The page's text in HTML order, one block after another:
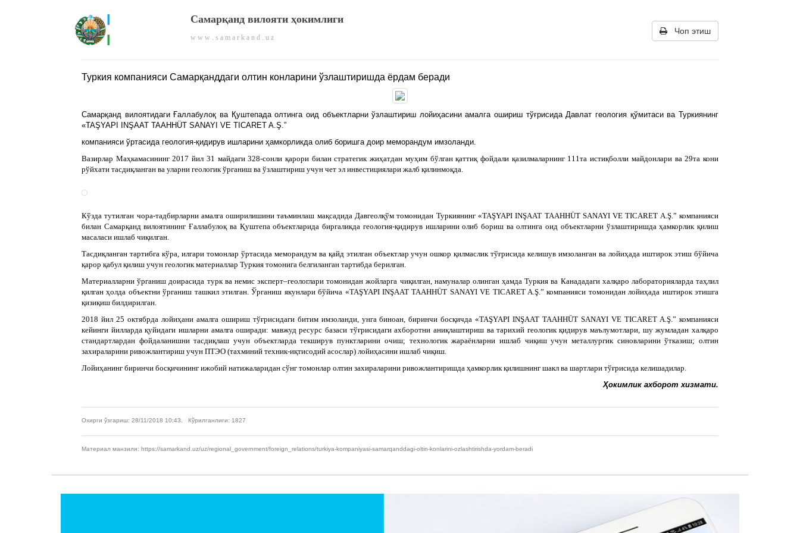
Самарқанд вилояти ҳокимлиги
w w w . s a m a r k a n d . u z
Чоп этиш
Туркия компанияси Самарқанддаги олтин конларини ўзлаштиришда ёрдам беради
Самарқанд вилоятидаги Ғаллабулоқ ва Қуштепада олтинга оид объектларни ўзлаштириш лойиҳасини амалга ошириш тўғрисида Давлат геология қўмитаси ва Туркиянинг
«TAŞYAPI INŞAAT TAAHHÜT SANAYI VE TICARET A.Ş.”
компанияси ўртасида геология-қидирув ишларини ҳамкорликда олиб боришга доир меморандум имзоланди.
Вазирлар Маҳкамасининг 2017 йил 31 майдаги 328-сонли қарори билан стратегик жиҳатдан муҳим бўлган қаттиқ фойдали қазилмаларнинг 111та истиқболли майдонлари ва 29та кони
рўйхати тасдиқланган ва уларни геологик ўрганиш ва ўзлаштириш учун чет эл инвестициялари жалб қилинмоқда.
Кўзда тутилган чора-тадбирларни амалга оширилишини таъминлаш мақсадида Давгеолқўм томонидан Туркиянинг «TAŞYAPI INŞAAT TAAHHÜT SANAYI VE TICARET A.Ş.” компанияси
билан Самарқанд вилоятининг Ғаллабулоқ ва Қуштепа объектларида биргаликда геология-қидирув ишларини олиб бориш ва олтинга оид объектларни ўзлаштиришда ҳамкорлик қилиш
масаласи ишлаб чиқилган.
Тасдиқланган тартибга кўра, илгари томонлар ўртасида меморандум ва қайд этилган объектлар учун ошкор қилмаслик тўғрисида келишув имзоланган ва лойиҳада иштирок этиш бўйича
қарор қабул қилиш учун геологик материаллар Туркия томонига белгиланган тартибда берилган.
Материалларни ўрганиш доирасида турк ва немис эксперт–геологлари томонидан жойларга чиқилган, намуналар олинган ҳамда Туркия ва Канададаги халқаро лабораторияларда таҳлил
қилган ҳолда объектни ўрганиш ташкил этилган. Ўрганиш якунлари бўйича «TAŞYAPI INŞAAT TAAHHÜT SANAYI VE TICARET A.Ş.” компанияси томонидан лойиҳада иштирок этишга
қизиқиш билдирилган.
2018 йил 25 октябрда лойиҳани амалга ошириш тўғрисидаги битим имзоланди, унга биноан, биринчи босқичда «TAŞYAPI INŞAAT TAAHHÜT SANAYI VE TICARET A.Ş.” компанияси
кейинги йилларда қуйидаги ишларни амалга оширади: мавжуд ресурс базаси тўғрисидаги ахборотни аниқлаштириш ва тарихий геологик қидирув маълумотлари, шу жумладан халқаро
стандартлардан фойдаланишни тасдиқлаш учун объектларда текширув пунктларини очиш; технологик жараёнларни ишлаб чиқиш учун металлургик синовларини ўтказиш; олтин
захираларини ривожлантириш учун ПТЭО (тахминий техник-иқтисодий асослар) лойиҳасини ишлаб чиқиш.
Лойиҳанинг биринчи босқичининг ижобий натижаларидан сўнг томонлар олтин захираларини ривожлантиришда ҳамкорлик қилишнинг шакл ва шартлари тўғрисида келишадилар.
Ҳокимлик ахборот хизмати.
Охирги ўзгариш: 28/11/2018 10:43. Кўрилганлиги: 1827
Материал манзили: https://samarkand.uz/uz/regional_government/foreign_relations/turkiya-kompaniyasi-samarqanddagi-oltin-konlarini-ozlashtirishda-yordam-beradi